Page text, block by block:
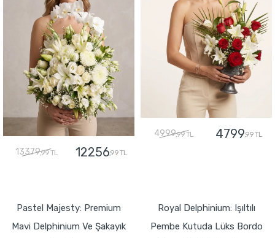
13379,99 TL 12256,99 TL
4999,99 TL 4799,99 TL
Pastel Majesty: Premium
Mavi Delphinium Ve Şakayık
Royal Delphinium: Işıltılı
Pembe Kutuda Lüks Bordo